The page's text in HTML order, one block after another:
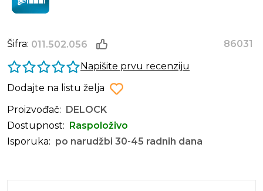
Šifra: 011.502.056
86031
Napišite prvu recenziju
Dodajte na listu želja
Proizvođač:
DELOCK
Dostupnost:
Raspoloživo
Isporuka: po narudžbi 30-45 radnih dana